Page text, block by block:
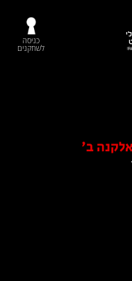
לשחקנים